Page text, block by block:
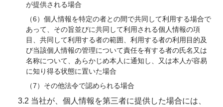
が提供される場合
（6）個人情報を特定の者との間で共同して利用する場合で
あって、その旨並びに共同して利用される個人情報の項
目、共同して利用する者の範囲、利用する者の利用目的及
び当該個人情報の管理について責任を有する者の氏名又は
名称について、あらかじめ本人に通知し、又は本人が容易
に知り得る状態に置いた場合
（7）その他法令で認められる場合
3.2 当社が、個人情報を第三者に提供した場合には、